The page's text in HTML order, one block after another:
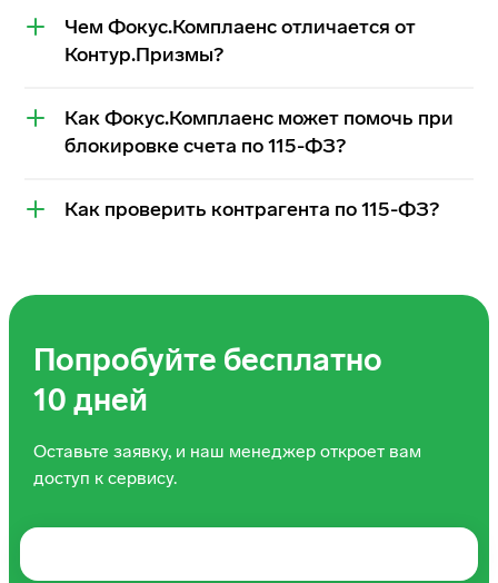
Чем Фокус.Комплаенс отличается от
Контур.Призмы?
Как Фокус.Комплаенс может помочь при
блокировке счета по 115-ФЗ?
Как проверить контрагента по 115-ФЗ?
Попробуйте бесплатно
10 дней
Оставьте заявку, и наш менеджер откроет вам
доступ к сервису.